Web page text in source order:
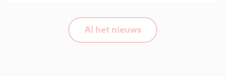
Al het nieuws